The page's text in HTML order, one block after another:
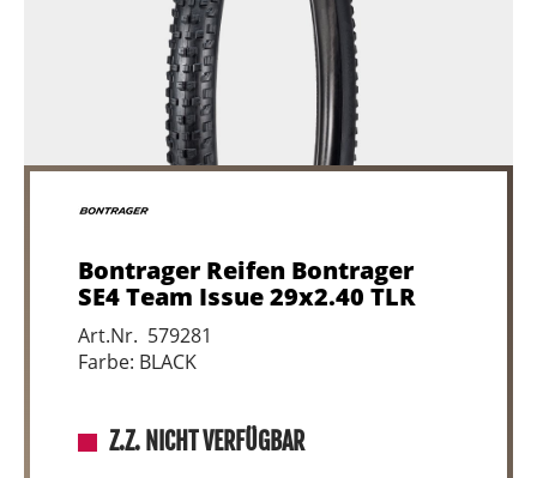
Bontrager Reifen Bontrager
SE4 Team Issue 29x2.40 TLR
Art.Nr. 579281
Farbe: BLACK
Z.Z. NICHT VERFÜGBAR